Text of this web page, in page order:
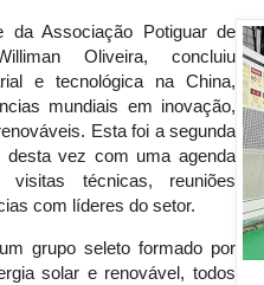
Associação Potiguar de
Oliveira, concluiu
e tecnológica na China,
mundiais em inovação,
Esta foi a segunda
vez com uma agenda
técnicas, reuniões
com líderes do setor.
grupo seleto formado por
solar e renovável, todos